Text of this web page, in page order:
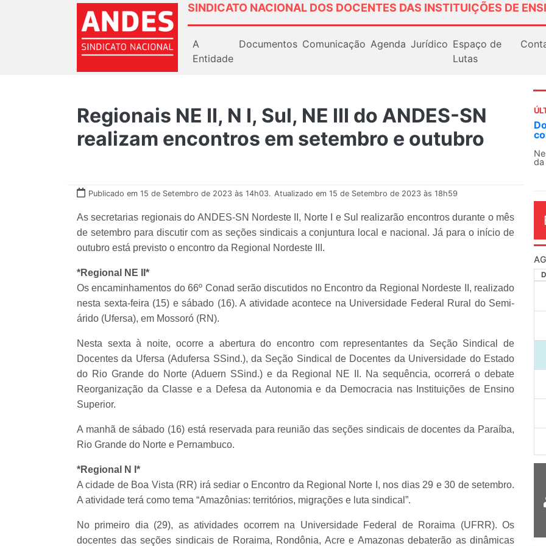
SINDICATO NACIONAL DOS DOCENTES DAS INSTITUIÇÕES DE
A
Entidade
Documentos Comunicação Agenda Jurídico Espaço de
Lutas
Regionais NE II, N I, Sul, NE III do ANDES-SN
realizam encontros em setembro e outubro
Publicado em 15 de Setembro de 2023 às 14h03. Atualizado em 15 de Setembro de 2023 às 18h59
As secretarias regionais do ANDES-SN Nordeste II, Norte I e Sul realizarão encontros durante o mês
de setembro para discutir com as seções sindicais a conjuntura local e nacional. Já para o início de
outubro está previsto o encontro da Regional Nordeste III.
*Regional NE II*
Os encaminhamentos do 66º Conad serão discutidos no Encontro da Regional Nordeste II, realizado
nesta sexta-feira (15) e sábado (16). A atividade acontece na Universidade Federal Rural do Semi-
árido (Ufersa), em Mossoró (RN).
Nesta sexta à noite, ocorre a abertura do encontro com representantes da Seção Sindical de
Docentes da Ufersa (Adufersa SSind.), da Seção Sindical de Docentes da Universidade do Estado
do Rio Grande do Norte (Aduern SSind.) e da Regional NE II. Na sequência, ocorrerá o debate
Reorganização da Classe e a Defesa da Autonomia e da Democracia nas Instituições de Ensino
Superior.
A manhã de sábado (16) está reservada para reunião das seções sindicais de docentes da Paraíba,
Rio Grande do Norte e Pernambuco.
*Regional N I*
A cidade de Boa Vista (RR) irá sediar o Encontro da Regional Norte I, nos dias 29 e 30 de setembro.
A atividade terá como tema “Amazônias: territórios, migrações e luta sindical”.
No primeiro dia (29), as atividades ocorrem na Universidade Federal de Roraima (UFRR). Os
docentes das seções sindicais de Roraima, Rondônia, Acre e Amazonas debaterão as dinâmicas
Docentes paralisam novamente as
contra as políticas de Milei na
Nessa segunda-feira (3), sindicatos de
da educação superior e básica da